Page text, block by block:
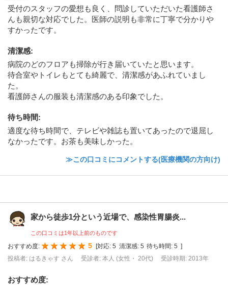
受付のスタッフの愛想も良く、問診していただいた看護師さ
んも親切な対応でした。医師の説明も非常に丁寧で分かりや
すかったです。
清潔感:
病院のどのフロアも掃除が行き届いていたと思います。
待合室やトイレもとても綺麗で、清潔感があふれていまし
た。
看護師さんの服装も清潔感のある印象でした。
待ち時間:
適度な待ち時間で、テレビや雑誌も置いてあったので退屈し
なかったです。お茶も美味しかった。
≫この口コミにコメントする(医療機関の方向け)
家から徒歩1分という近場で、感染性胃腸炎...
この口コミは1年以上前のものです
おすすめ度: 5 対応: 5 清潔感: 5 待ち時間: 5
投稿者: はるきゃす さん
受診者: 本人 (女性・ 20代) 受診時期: 2013年
おすすめ度: